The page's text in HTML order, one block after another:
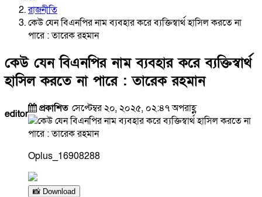
রাজনীতি
কেউ যেন বিএনপির নাম ব্যবহার করে ব্যক্তিস্বার্থ হাসিল করতে না
পারে : তারেক রহমান
কেউ যেন বিএনপির নাম ব্যবহার করে ব্যক্তিস্বার্থ
হাসিল করতে না পারে : তারেক রহমান
editor প্রকাশিত সেপ্টেম্বর ২০, ২০২৫, ০২:৪৭ অপরাহ্ণ
Oplus_16908288
📸 Download